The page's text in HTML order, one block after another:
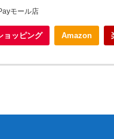
モール店
ョッピング Amazon